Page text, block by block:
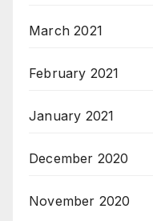
March 2021
February 2021
January 2021
December 2020
November 2020